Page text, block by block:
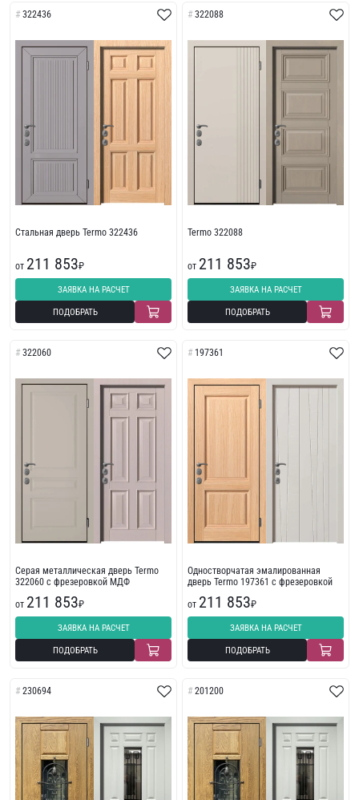
322436
Стальная дверь Termo 322436
от 211 853₽
ЗАЯВКА НА РАСЧЕТ
ПОДОБРАТЬ
322088
Termo 322088
от 211 853₽
ЗАЯВКА НА РАСЧЕТ
ПОДОБРАТЬ
322060
Серая металлическая дверь Termo
322060 с фрезеровкой МДФ
от 211 853₽
ЗАЯВКА НА РАСЧЕТ
ПОДОБРАТЬ
197361
Одностворчатая эмалированная
дверь Termo 197361 с фрезеровкой
от 211 853₽
ЗАЯВКА НА РАСЧЕТ
ПОДОБРАТЬ
230694 201200